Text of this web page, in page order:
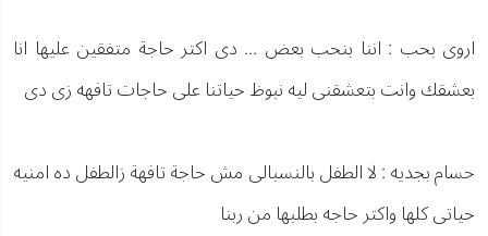
اروى بحب : اننا بنحب بعض ... دى اكتر حاجة متفقين عليها انا
بعشقك وانت بتعشقنى ليه نبوظ حياتنا على حاجات تافهه زى دى
حسام بجديه : لا الطفل بالنسبالى مش حاجة تافهة زالطفل ده امنيه
حياتى كلها واكتر حاجه بطلبها من ربنا